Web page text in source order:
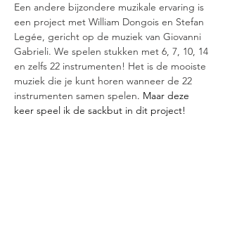
Een andere bijzondere muzikale ervaring is
een project met William Dongois en Stefan
Legée, gericht op de muziek van Giovanni
Gabrieli. We spelen stukken met 6, 7, 10, 14
en zelfs 22 instrumenten! Het is de mooiste
muziek die je kunt horen wanneer de 22
instrumenten samen spelen. Maar deze
keer speel ik de sackbut in dit project!